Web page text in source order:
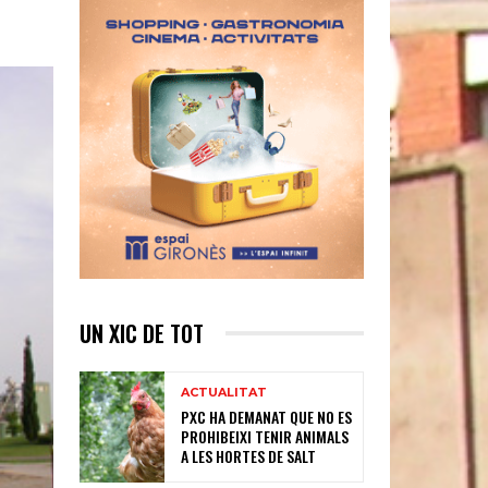
UN XIC DE TOT
ACTUALITAT
PXC HA DEMANAT QUE NO ES
PROHIBEIXI TENIR ANIMALS
A LES HORTES DE SALT